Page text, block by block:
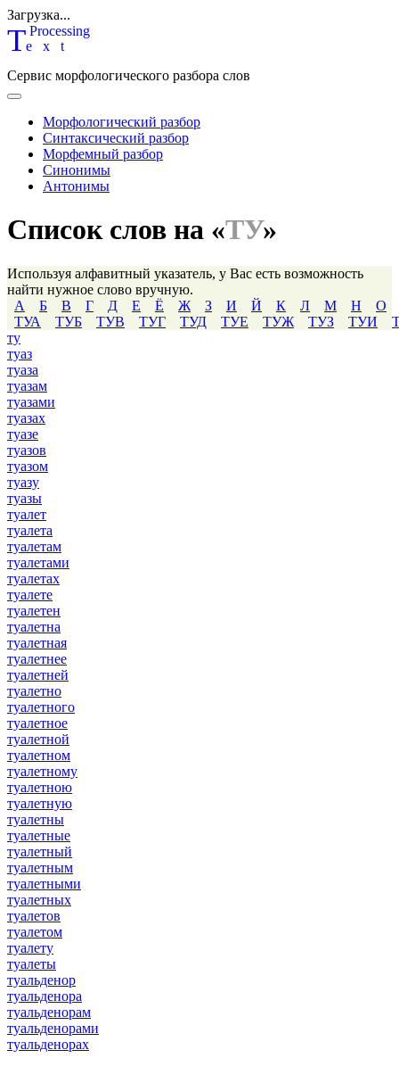
Загрузка...
Text
Processing
Сервис морфологического разбора слов
Морфологический разбор
Синтаксический разбор
Морфемный разбор
Синонимы
Антонимы
Список слов на «ТУ»
Используя алфавитный указатель, у Вас есть возможность
найти нужное слово вручную.
А
Б В Г Д Е Ё Ж З И Й К Л М Н
О
ТУА
ТУБ ТУВ ТУГ ТУД ТУЕ ТУЖ ТУЗ ТУИ
ту
туаз
туаза
туазам
туазами
туазах
туазе
туазов
туазом
туазу
туазы
туалет
туалета
туалетам
туалетами
туалетах
туалете
туалетен
туалетна
туалетная
туалетнее
туалетней
туалетно
туалетного
туалетное
туалетной
туалетном
туалетному
туалетною
туалетную
туалетны
туалетные
туалетный
туалетным
туалетными
туалетных
туалетов
туалетом
туалету
туалеты
туальденор
туальденора
туальденорам
туальденорами
туальденорах